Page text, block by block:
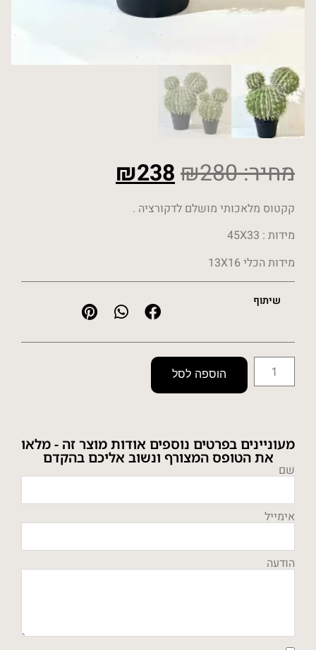
מחיר: ₪280
₪238
קקטוס מלאכותי מושלם לדקורציה .
מידות : 45X33
מידות הכלי 13X16
שיתוף
הוספה לסל
מעוניינים בפרטים נוספים אודות מוצר זה - מלאו
את הטופס המצורף ונשוב אליכם בהקדם
שם
אימייל
הודעה